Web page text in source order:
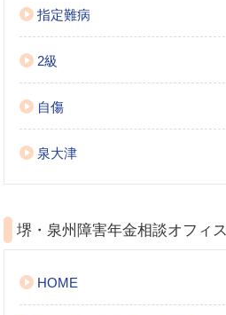
指定難病
2級
自傷
泉大津
堺・泉州障害年金相談オフィス
HOME